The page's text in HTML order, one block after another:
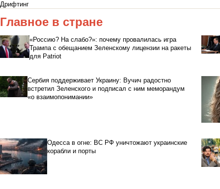
Дрифтинг
Главное в стране
«Россию? На слабо?»: почему провалилась игра
Трампа с обещанием Зеленскому лицензии на ракеты
для Patriot
Сербия поддерживает Украину: Вучич радостно
встретил Зеленского и подписал с ним меморандум
«о взаимопонимании»
Одесса в огне: ВС РФ уничтожают украинские
корабли и порты